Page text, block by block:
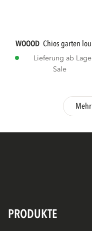
WOOOD chios garten
Lieferung ab
Sale
PRODUKTE